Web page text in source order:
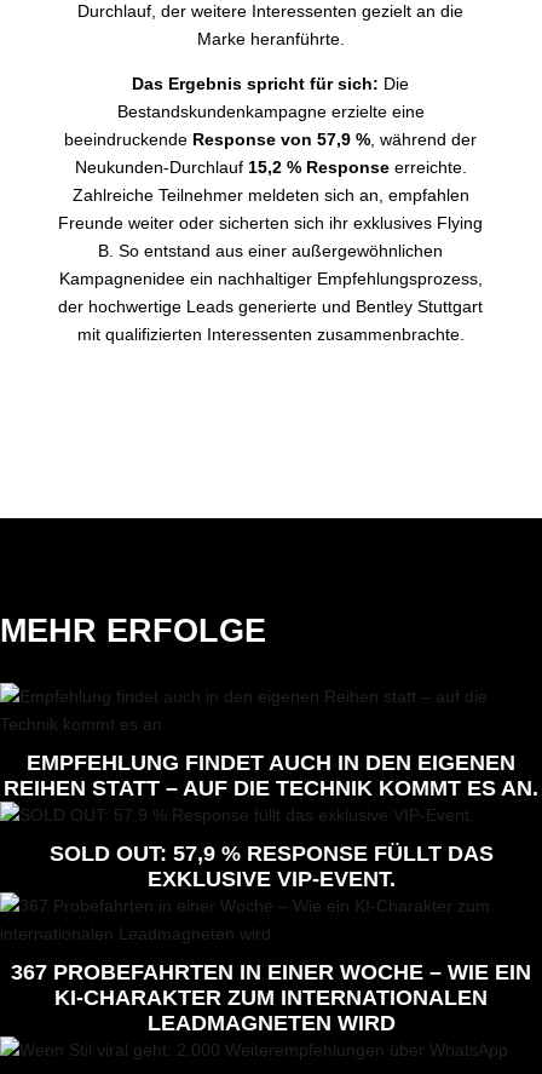
Durchlauf, der weitere Interessenten gezielt an die
Marke heranführte.
Das Ergebnis spricht für sich: Die
Bestandskundenkampagne erzielte eine
beeindruckende Response von 57,9 % , während der
Neukunden-Durchlauf 15,2 % Responseerreichte.
Zahlreiche Teilnehmer meldeten sich an, empfahlen
Freunde weiter oder sicherten sich ihr exklusives Flying
B. So entstand aus einer außergewöhnlichen
Kampagnenidee ein nachhaltiger Empfehlungsprozess,
der hochwertige Leads generierte und Bentley Stuttgart
mit qualifizierten Interessenten zusammenbrachte.
MEHR ERFOLGE
EMPFEHLUNG FINDET AUCH IN DEN EIGENEN
REIHEN STATT – AUF DIE TECHNIK KOMMT ES AN.
SOLD OUT: 57,9 % RESPONSE FÜLLT DAS
EXKLUSIVE VIP-EVENT.
367 PROBEFAHRTEN IN EINER WOCHE – WIE EIN
KI-CHARAKTER ZUM INTERNATIONALEN
LEADMAGNETEN WIRD